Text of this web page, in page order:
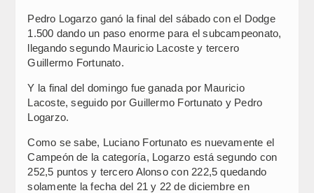
Pedro Logarzo ganó la final del sábado con el Dodge
1.500 dando un paso enorme para el subcampeonato,
llegando segundo Mauricio Lacoste y tercero
Guillermo Fortunato.
Y la final del domingo fue ganada por Mauricio
Lacoste, seguido por Guillermo Fortunato y Pedro
Logarzo.
Como se sabe, Luciano Fortunato es nuevamente el
Campeón de la categoría, Logarzo está segundo con
252,5 puntos y tercero Alonso con 222,5 quedando
solamente la fecha del 21 y 22 de diciembre en